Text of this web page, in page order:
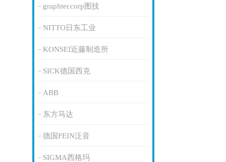
graphteccorp图技
NITTO日东工业
KONSEI近藤制造所
SICK德国西克
ABB
东方马达
德国FEIN泛音
SIGMA西格玛